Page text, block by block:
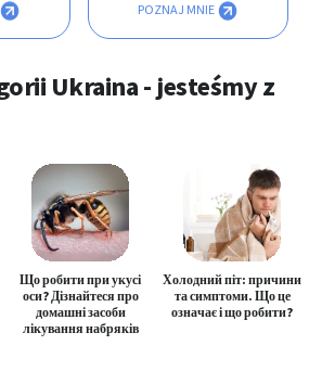
POZNAJ MNIE
Ukraina - jesteśmy z
Що робити при укусі
оси? Дізнайтеся про
домашні засоби
лікування набряків
Холодний піт: причини
та симптоми. Що це
означає і що робити?